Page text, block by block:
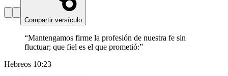
Compartir versículo
“Mantengamos firme la profesión de nuestra fe sin
fluctuar; que fiel es el que prometió:”
Hebreos 10:23